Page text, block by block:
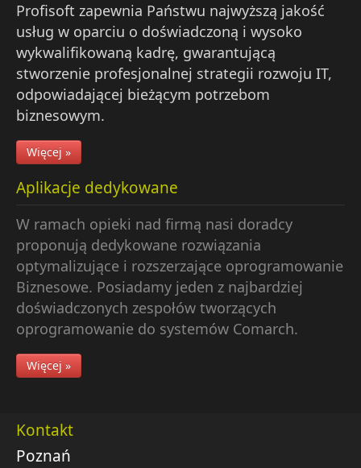
Profisoft zapewnia Państwu najwyższą jakość
usług w oparciu o doświadczoną i wysoko
wykwalifikowaną kadrę, gwarantującą
stworzenie profesjonalnej strategii rozwoju IT,
odpowiadającej bieżącym potrzebom
biznesowym.
Więcej »
Aplikacje dedykowane
W ramach opieki nad firmą nasi doradcy
proponują dedykowane rozwiązania
optymalizujące i rozszerzające oprogramowanie
Biznesowe. Posiadamy jeden z najbardziej
doświadczonych zespołów tworzących
oprogramowanie do systemów Comarch.
Więcej »
Kontakt
Poznań